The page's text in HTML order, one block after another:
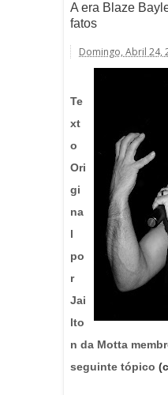
A era Blaze
fatos
Domingo, Abril 24,
Te
xt
o
Ori
gi
na
l
po
r
Jai
lto
n da Motta
seguinte tópico